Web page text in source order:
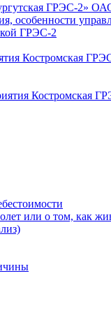
ГРЭС-2»
особенности
ГРЭС-2
Костромская
Костромская
или о том, как